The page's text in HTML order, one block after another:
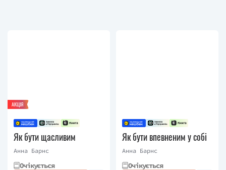
АКЦІЯ
Як бути щасливим
Анна Барнс
Очікується
Як бути впевненим у собі
Анна Барнс
Очікується